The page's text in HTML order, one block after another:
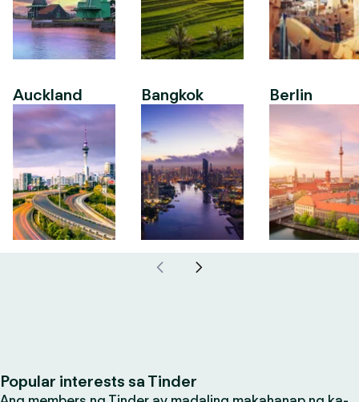
Auckland Bangkok Berlin
Popular interests sa Tinder